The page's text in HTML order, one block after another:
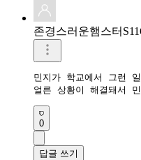
존경스러운햄스터
민지가 학교에서 그런
얼른 상황이 해결돼서
0
답글 쓰기